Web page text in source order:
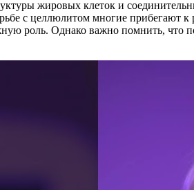
жировых клеток и
с целлюлитом многие прибегают
роль. Однако важно помнить, что